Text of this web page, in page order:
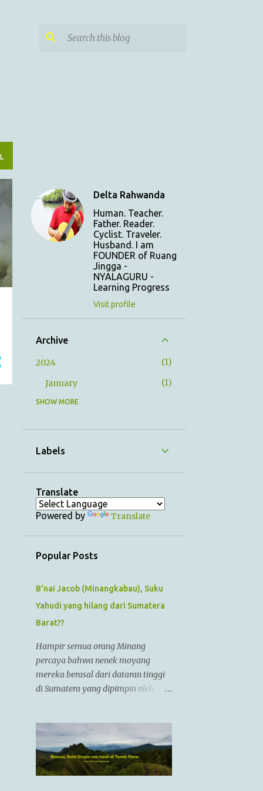
Delta Rahwanda
Human. Teacher.
Father. Reader.
Cyclist. Traveler.
Husband. I am
FOUNDER of Ruang
Jingga -
NYALAGURU -
Learning Progress
Visit profile
Archive
2024
1
January
1
2023
November
September
August
April
March
1
January
2022
12
December
1
October
September
1
August
1
SHOW MORE
Labels
Translate
Powered by Translate
Popular Posts
B'nai Jacob (Minangkabau), Suku
Yahudi yang hilang dari Sumatera
Barat??
Hampir semua orang Minang
percaya bahwa nenek moyang
mereka berasal dari dataran tinggi
di Sumatera yang dipimpin oleh
Sejarah Kristen, raja tersebut hidup
dari zaman 356 SM sampai 323 SM
Dia juga dikenal sebagai Raja
Alexander III dari Macedonia,